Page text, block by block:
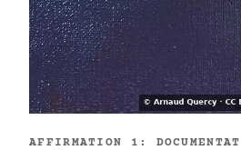
AFFIRMATION 1: